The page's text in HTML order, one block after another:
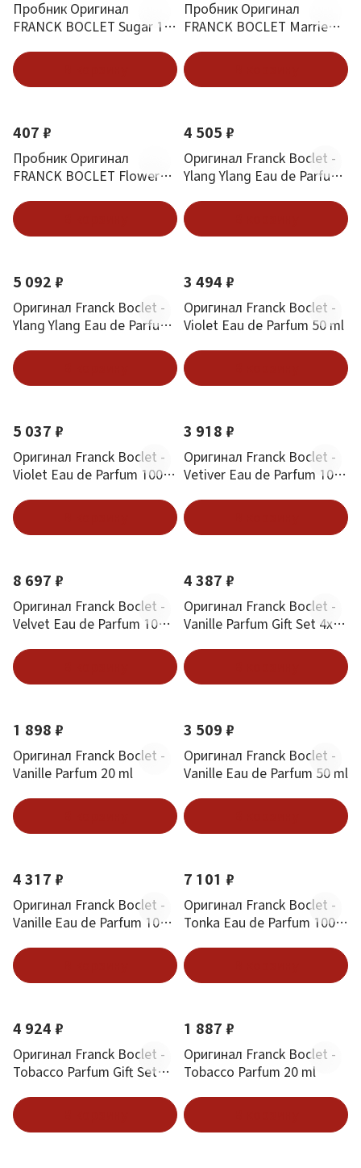
Пробник Оригинал
FRANCK BOCLET Sugar 1.5
Пробник Оригинал
FRANCK BOCLET Married
407 ₽
Пробник Оригинал
FRANCK BOCLET Flowers
4 505 ₽
Оригинал Franck Boclet -
Ylang Ylang Eau de Parfum
5 092 ₽
Оригинал Franck Boclet -
Ylang Ylang Eau de Parfum
3 494 ₽
Оригинал Franck Boclet -
Violet Eau de Parfum 50 ml
5 037 ₽
Оригинал Franck Boclet -
Violet Eau de Parfum 100
3 918 ₽
Оригинал Franck Boclet -
Vetiver Eau de Parfum 100
8 697 ₽
Оригинал Franck Boclet -
Velvet Eau de Parfum 100
4 387 ₽
Оригинал Franck Boclet -
Vanille Parfum Gift Set 4x20
1 898 ₽
Оригинал Franck Boclet -
Vanille Parfum 20 ml
3 509 ₽
Оригинал Franck Boclet -
Vanille Eau de Parfum 50 ml
4 317 ₽
Оригинал Franck Boclet -
Vanille Eau de Parfum 100
7 101 ₽
Оригинал Franck Boclet -
Tonka Eau de Parfum 100
4 924 ₽
Оригинал Franck Boclet -
Tobacco Parfum Gift Set
1 887 ₽
Оригинал Franck Boclet -
Tobacco Parfum 20 ml